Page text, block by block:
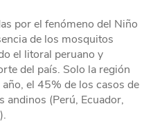
por el fenómeno del Niño
de los mosquitos
el litoral peruano y
del país. Solo la región
el 45% de los casos de
andinos (Perú, Ecuador,